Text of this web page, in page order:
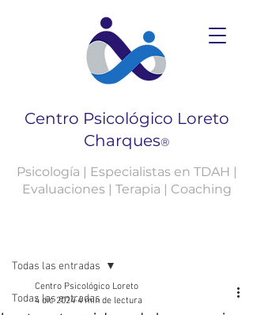
Centro Psicológico Loreto
Charques®
Psicología | Especialistas en TDAH |
Evaluaciones | Terapia | Coaching
Todas las entradas
Todas las entradas
Centro Psicológico Loreto
4 dic 2024 4 min de lectura